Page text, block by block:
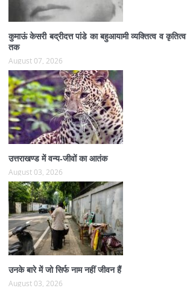
कुमाऊं केसरी बद्रीदत्त पांडे का बहुआयामी व्यक्तित्व व
तक
August 07, 2026
उत्तराखण्ड में वन्य-जीवों का आतंक
August 03, 2026
उनके बारे में जो सिर्फ नाम नहीं जीवन हैं
August 03, 2026